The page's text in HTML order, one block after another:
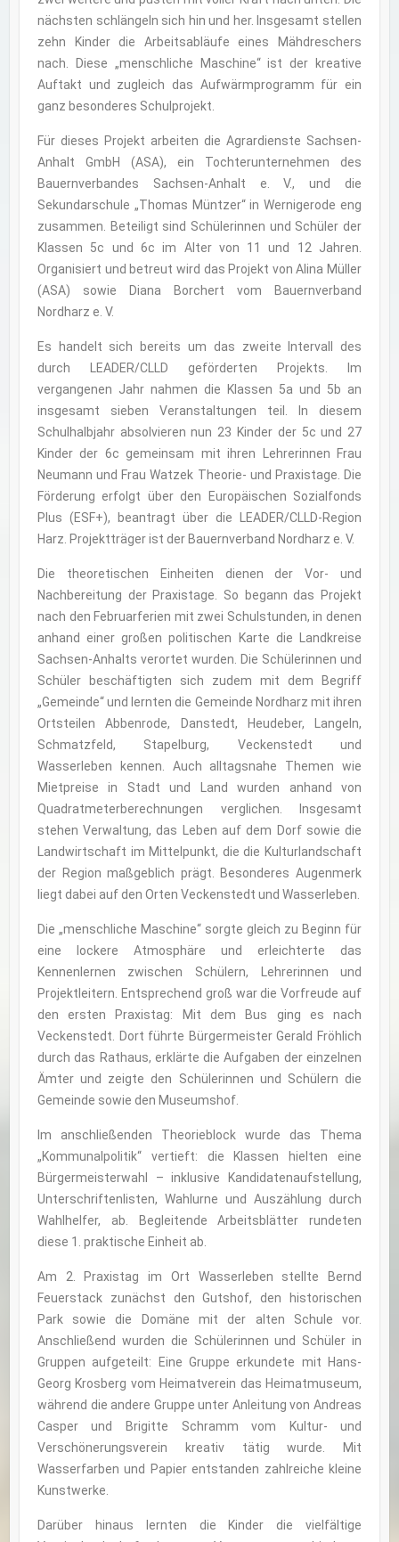
nächsten schlängeln sich hin und her. Insgesamt stellen
zehn Kinder die Arbeitsabläufe eines Mähdreschers
nach. Diese „menschliche Maschine“ ist der kreative
Auftakt und zugleich das Aufwärmprogramm für ein
ganz besonderes Schulprojekt.
Für dieses Projekt arbeiten die Agrardienste Sachsen-
Anhalt GmbH (ASA), ein Tochterunternehmen des
Bauernverbandes Sachsen-Anhalt e. V., und die
Sekundarschule „Thomas Müntzer“ in Wernigerode eng
zusammen. Beteiligt sind Schülerinnen und Schüler der
Klassen 5c und 6c im Alter von 11 und 12 Jahren.
Organisiert und betreut wird das Projekt von Alina Müller
(ASA) sowie Diana Borchert vom Bauernverband
Nordharz e. V.
Es handelt sich bereits um das zweite Intervall des
durch LEADER/CLLD geförderten Projekts. Im
vergangenen Jahr nahmen die Klassen 5a und 5b an
insgesamt sieben Veranstaltungen teil. In diesem
Schulhalbjahr absolvieren nun 23 Kinder der 5c und 27
Kinder der 6c gemeinsam mit ihren Lehrerinnen Frau
Neumann und Frau Watzek Theorie- und Praxistage. Die
Förderung erfolgt über den Europäischen Sozialfonds
Plus (ESF+), beantragt über die LEADER/CLLD-Region
Harz. Projektträger ist der Bauernverband Nordharz e. V.
Die theoretischen Einheiten dienen der Vor- und
Nachbereitung der Praxistage. So begann das Projekt
nach den Februarferien mit zwei Schulstunden, in denen
anhand einer großen politischen Karte die Landkreise
Sachsen-Anhalts verortet wurden. Die Schülerinnen und
Schüler beschäftigten sich zudem mit dem Begriff
„Gemeinde“ und lernten die Gemeinde Nordharz mit ihren
Ortsteilen Abbenrode, Danstedt, Heudeber, Langeln,
Schmatzfeld, Stapelburg, Veckenstedt und
Wasserleben kennen. Auch alltagsnahe Themen wie
Mietpreise in Stadt und Land wurden anhand von
Quadratmeterberechnungen verglichen. Insgesamt
stehen Verwaltung, das Leben auf dem Dorf sowie die
Landwirtschaft im Mittelpunkt, die die Kulturlandschaft
der Region maßgeblich prägt. Besonderes Augenmerk
liegt dabei auf den Orten Veckenstedt und Wasserleben.
Die „menschliche Maschine“ sorgte gleich zu Beginn für
eine lockere Atmosphäre und erleichterte das
Kennenlernen zwischen Schülern, Lehrerinnen und
Projektleitern. Entsprechend groß war die Vorfreude auf
den ersten Praxistag: Mit dem Bus ging es nach
Veckenstedt. Dort führte Bürgermeister Gerald Fröhlich
durch das Rathaus, erklärte die Aufgaben der einzelnen
Ämter und zeigte den Schülerinnen und Schülern die
Gemeinde sowie den Museumshof.
Im anschließenden Theorieblock wurde das Thema
„Kommunalpolitik“ vertieft: die Klassen hielten eine
Bürgermeisterwahl – inklusive Kandidatenaufstellung,
Unterschriftenlisten, Wahlurne und Auszählung durch
Wahlhelfer, ab. Begleitende Arbeitsblätter rundeten
diese 1. praktische Einheit ab.
Am 2. Praxistag im Ort Wasserleben stellte Bernd
Feuerstack zunächst den Gutshof, den historischen
Park sowie die Domäne mit der alten Schule vor.
Anschließend wurden die Schülerinnen und Schüler in
Gruppen aufgeteilt: Eine Gruppe erkundete mit Hans-
Georg Krosberg vom Heimatverein das Heimatmuseum,
während die andere Gruppe unter Anleitung von Andreas
Casper und Brigitte Schramm vom Kultur- und
Verschönerungsverein kreativ tätig wurde. Mit
Wasserfarben und Papier entstanden zahlreiche kleine
Kunstwerke.
Darüber hinaus lernten die Kinder die vielfältige